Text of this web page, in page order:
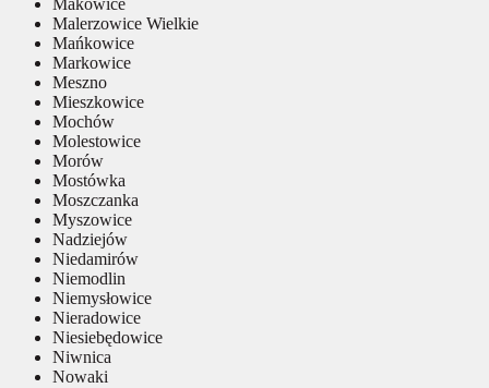
Malerzowice Wielkie
Mańkowice
Markowice
Meszno
Mieszkowice
Mochów
Molestowice
Morów
Mostówka
Moszczanka
Myszowice
Nadziejów
Niedamirów
Niemodlin
Niemysłowice
Nieradowice
Niesiebędowice
Niwnica
Nowaki